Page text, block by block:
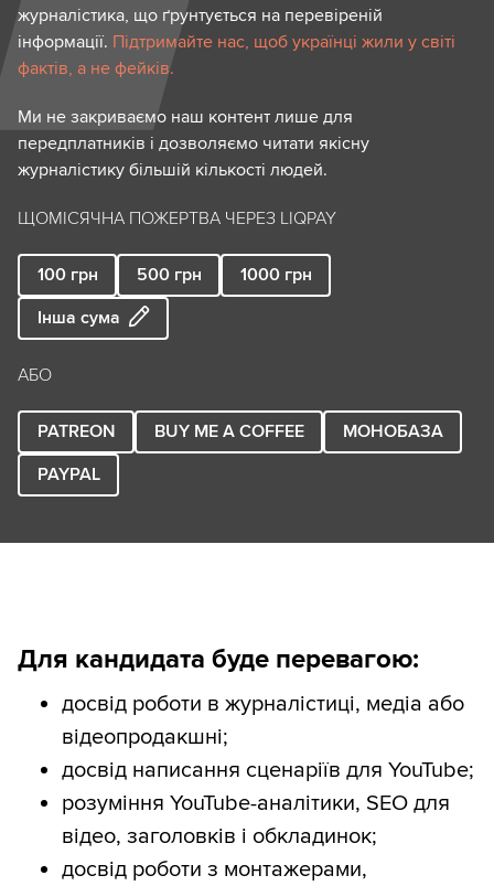
журналістика, що ґрунтується на перевіреній
інформації. Підтримайте нас, щоб українці жили у світі
фактів, а не фейків.
Ми не закриваємо наш контент лише для
передплатників і дозволяємо читати якісну
журналістику більшій кількості людей.
ЩОМІСЯЧНА ПОЖЕРТВА ЧЕРЕЗ LIQPAY
100 грн 500 грн 1000 грн
Інша сума
АБО
PATREON BUY ME A COFFEE
МОНОБАЗА
PAYPAL
Для кандидата буде перевагою:
досвід роботи в журналістиці, медіа або
відеопродакшні;
досвід написання сценаріїв для YouTube;
розуміння YouTube-аналітики, SEO для
відео, заголовків і обкладинок;
досвід роботи з монтажерами,